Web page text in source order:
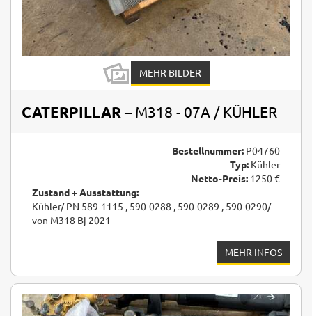
MEHR BILDER
CATERPILLAR – M318 - 07A / KÜHLER
Bestellnummer: P04760
Typ: Kühler
Netto-Preis: 1250 €
Zustand + Ausstattung:
Kühler/ PN 589-1115 , 590-0288 , 590-0289 , 590-0290/
von M318 Bj 2021
MEHR INFOS